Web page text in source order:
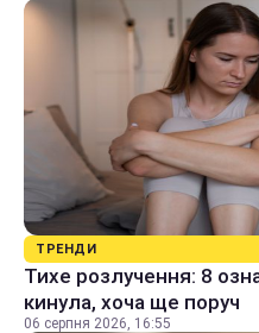
ТРЕНДИ
Тихе розлучення: 8
кинула, хоча ще поруч
06 серпня 2026, 16:55